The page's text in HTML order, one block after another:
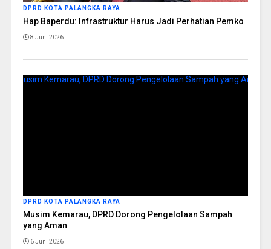
DPRD KOTA PALANGKA RAYA
Hap Baperdu: Infrastruktur Harus Jadi Perhatian Pemko
8 Juni 2026
DPRD KOTA PALANGKA RAYA
Musim Kemarau, DPRD Dorong Pengelolaan Sampah
yang Aman
6 Juni 2026